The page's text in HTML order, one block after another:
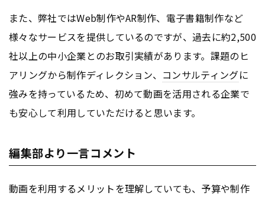
また、弊社ではWeb制作やAR制作、電子書籍制作など
様々なサービスを提供しているのですが、過去に約2,500
社以上の中小企業とのお取引実績があります。課題のヒ
アリングから制作ディレクション、 コンサルティングに
強みを持っているため、初めて動画を活用される企業で
も安心して利用していただけると思います。
編集部より一言コメント
動画を利用するメリットを理解していても、予算や制作